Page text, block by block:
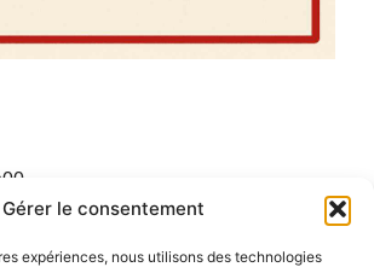
Gérer le consentement
expériences, nous utilisons des technologies
Calendrier
ICS
Calendrier Google